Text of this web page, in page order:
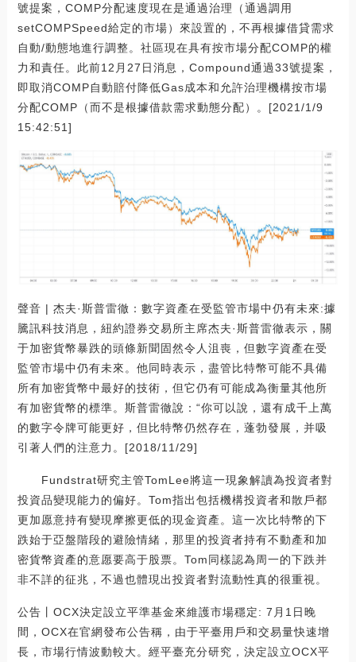
號提案，COMP分配速度現在是通過治理（通過調用
setCOMPSpeed給定的市場）來設置的，不再根據借貸需求
自動/動態地進行調整。社區現在具有按市場分配COMP的權
力和責任。此前12月27日消息，Compound通過33號提案，
即取消COMP自動賠付降低Gas成本和允許治理機構按市場
分配COMP（而不是根據借款需求動態分配）。[2021/1/9
15:42:51]
聲音 | 杰夫·斯普雷徹：數字資產在受監管市場中仍有未來:據
騰訊科技消息，紐約證券交易所主席杰夫·斯普雷徹表示，關
于加密貨幣暴跌的頭條新聞固然令人沮喪，但數字資產在受
監管市場中仍有未來。他同時表示，盡管比特幣可能不具備
所有加密貨幣中最好的技術，但它仍有可能成為衡量其他所
有加密貨幣的標準。斯普雷徹說：“你可以說，還有成千上萬
的數字令牌可能更好，但比特幣仍然存在，蓬勃發展，并吸
引著人們的注意力。[2018/11/29]
Fundstrat研究主管TomLee將這一現象解讀為投資者對
投資品變現能力的偏好。Tom指出包括機構投資者和散戶都
更加愿意持有變現摩擦更低的現金資產。這一次比特幣的下
跌始于亞盤階段的避險情緒，那里的投資者持有不動產和加
密貨幣資產的意愿要高于股票。Tom同樣認為周一的下跌并
非不詳的征兆，不過也體現出投資者對流動性真的很重視。
公告丨OCX決定設立平準基金來維護市場穩定: 7月1日晚
間，OCX在官網發布公告稱，由于平臺用戶和交易量快速增
長，市場行情波動較大。經平臺充分研究，決定設立OCX平